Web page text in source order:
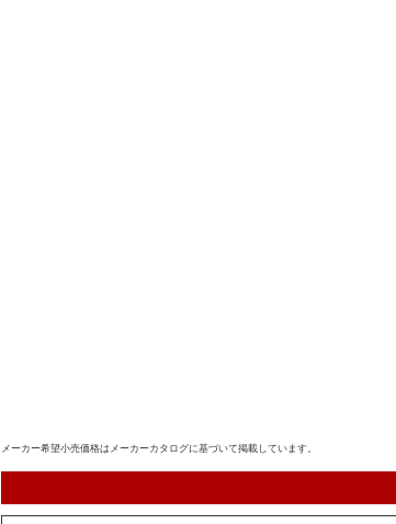
メーカー希望小売価格はメーカーカタログに基づいて掲載しています。